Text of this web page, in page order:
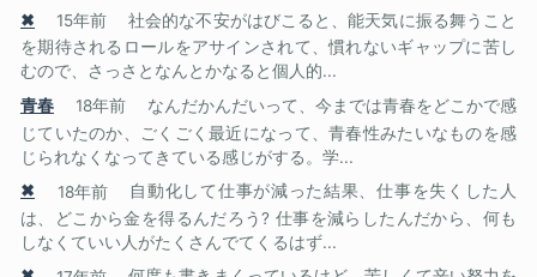
✖ 15年前
社会的な不安がはびこると、能天気に振る舞うこと
を期待されるロールをアサインされて、慣れないギャップに苦し
むので、さっさとなんとかなると個人的...
青春
18年前
なんだかんだいって、今までは青春をどこかで感
じていたのか、ごくごく最近になって、青春性みたいなものを感
じられなくなってきている感じがする。学...
✖
18年前
自動化して仕事が減った結果、仕事を失くした人
は、どこから金を得るんだろう? 仕事を減らしたんだから、何も
しなくていい人がたくさんでてくるはず...